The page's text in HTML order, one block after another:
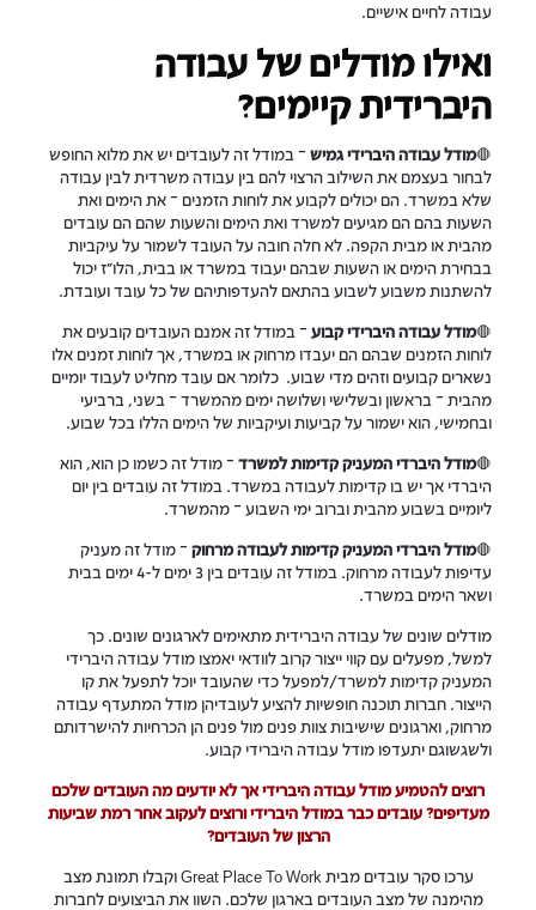
עבודה לחיים אישיים.
ואילו מודלים של עבודה
היברידית קיימים?
🛑מודל עבודה היברידי גמיש– במודל זה לעובדים יש את מלוא החופש
לבחור בעצמם את השילוב הרצוי להם בין עבודה משרדית לבין עבודה
שלא במשרד. הם יכולים לקבוע את לוחות הזמנים – את הימים ואת
השעות בהם הם מגיעים למשרד ואת הימים והשעות שהם הם עובדים
מהבית או מבית הקפה. לא חלה חובה על העובד לשמור על עיקביות
בבחירת הימים או השעות שבהם יעבוד במשרד או בבית, הלו"ז יכול
להשתנות משבוע לשבוע בהתאם להעדפותיהם של כל עובד ועובדת.
🛑מודל עבודה היברידי קבוע– במודל זה אמנם העובדים קובעים את
לוחות הזמנים שבהם הם יעבדו מרחוק או במשרד, אך לוחות זמנים אלו
נשארים קבועים וזהים מדי שבוע. כלומר אם עובד מחליט לעבוד יומיים
מהבית – בראשון ובשלישי ושלושה ימים מהמשרד – בשני, ברביעי
ובחמישי, הוא ישמור על קביעות ועיקביות של הימים הללו בכל שבוע.
🛑מודל היברדי המעניק קדימות למשרד– מודל זה כשמו כן הוא, הוא
היברדי אך יש בו קדימות לעבודה במשרד. במודל זה עובדים בין יום
ליומיים בשבוע מהבית וברוב ימי השבוע – מהמשרד.
🛑מודל היברדי המעניק קדימות לעבודה מרחוק– מודל זה מעניק
עדיפות לעבודה מרחוק. במודל זה עובדים בין 3 ימים ל-4 ימים בבית
ושאר הימים במשרד.
מודלים שונים של עבודה היברידית מתאימים לארגונים שונים. כך
למשל, מפעלים עם קווי ייצור קרוב לוודאי יאמצו מודל עבודה היברידי
המעניק קדימות למשרד/למפעל כדי שהעובד יוכל לתפעל את קו
הייצור. חברות תוכנה חופשיות להציע לעובדיהן מודל המתעדף עבודה
מרחוק, וארגונים שישיבות צוות פנים מול פנים הן הכרחיות להישרדותם
ולשגשוגם יתעדפו מודל עבודה היברידי קבוע.
רוצים להטמיע מודל עבודה היברידי אך לא יודעים מה העובדים שלכם
מעדיפים? עובדים כבר במודל היברידי ורוצים לעקוב אחר רמת שביעות
הרצון של העובדים?
ערכו סקר עובדים מבית Great Place To Work וקבלו תמונת מצב
מהימנה של מצב העובדים בארגון שלכם. השוו את הביצועים לחברות